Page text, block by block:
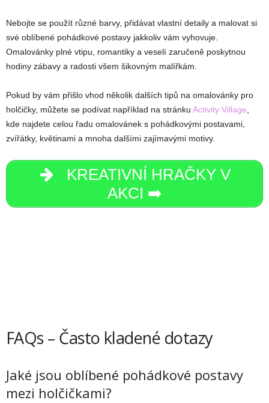
Nebojte se použít různé barvy, přidávat vlastní detaily a malovat si
své oblíbené pohádkové postavy jakkoliv vám vyhovuje.
Omalovánky plné vtipu, romantiky a veselí zaručeně poskytnou
hodiny zábavy a radosti všem šikovným malířkám.
Pokud by vám přišlo vhod několik dalších tipů na omalovánky pro
holčičky, můžete se podívat například na stránku Activity Village,
kde najdete celou řadu omalovánek s pohádkovými postavami,
zvířátky, květinami a mnoha dalšími zajímavými motivy.
KREATIVNÍ HRAČKY V
AKCI ➡️
FAQs – Často kladené dotazy
Jaké jsou oblíbené pohádkové postavy
mezi holčičkami?